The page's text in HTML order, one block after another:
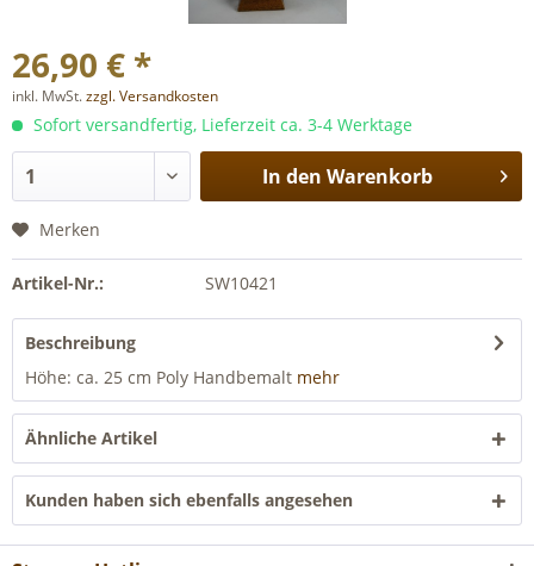
26,90 € *
inkl. MwSt.zzgl. Versandkosten
Sofort versandfertig, Lieferzeit ca. 3-4 Werktage
In den Warenkorb
Merken
Artikel-Nr.: SW10421
Beschreibung
Höhe: ca. 25 cm Poly Handbemalt mehr
Ähnliche Artikel
Kunden haben sich ebenfalls angesehen